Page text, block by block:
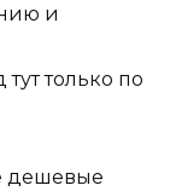
и
только по
дешевые